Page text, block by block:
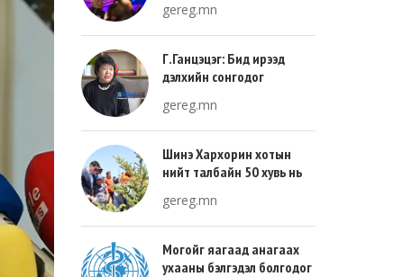
тохиож байна
gereg.mn
Г.Ганцэцэг: Бид ирээд
дэлхийн сонгодог
хөгжлийн тухай л ярьсан
gereg.mn
Шинэ Хархорин хотын
нийт талбайн 50 хувь нь
хувь нь барилгажих
талбай, 20 хувь нь авто
зам байна
gereg.mn
Могойг яагаад анагаах
ухааны бэлгэдэл болгодог